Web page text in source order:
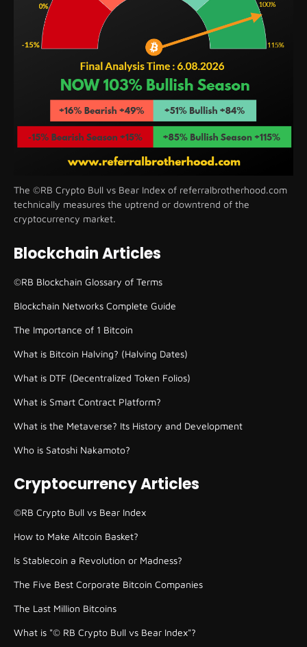
The ©RB Crypto Bull vs Bear Index of referralbrotherhood.com
technically measures the uptrend or downtrend of the
cryptocurrency market.
Blockchain Articles
©RB Blockchain Glossary of Terms
Blockchain Networks Complete Guide
The Importance of 1 Bitcoin
What is Bitcoin Halving? (Halving Dates)
What is DTF (Decentralized Token Folios)
What is Smart Contract Platform?
What is the Metaverse? Its History and Development
Who is Satoshi Nakamoto?
Cryptocurrency Articles
©RB Crypto Bull vs Bear Index
How to Make Altcoin Basket?
Is Stablecoin a Revolution or Madness?
The Five Best Corporate Bitcoin Companies
The Last Million Bitcoins
What is "© RB Crypto Bull vs Bear Index"?